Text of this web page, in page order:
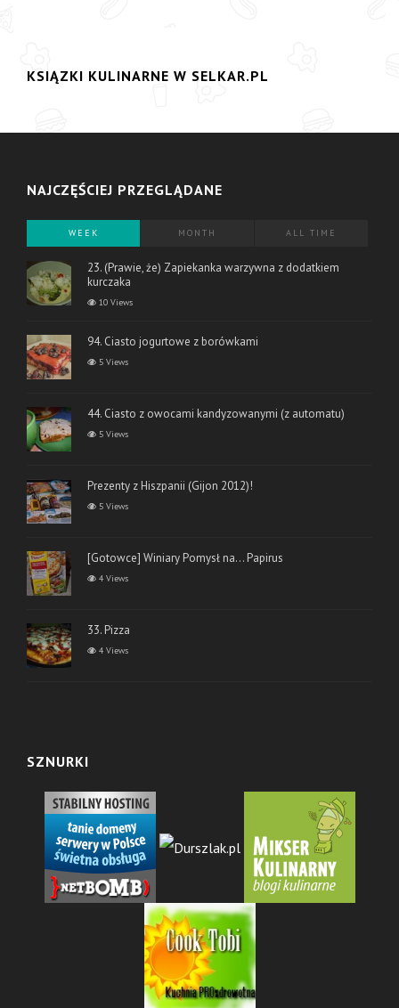
KSIĄZKI KULINARNE W SELKAR.PL
NAJCZĘŚCIEJ PRZEGLĄDANE
WEEK MONTH ALL TIME
23. (Prawie, że) Zapiekanka warzywna z dodatkiem
kurczaka
10 Views
94. Ciasto jogurtowe z borówkami
5 Views
44. Ciasto z owocami kandyzowanymi (z automatu)
5 Views
Prezenty z Hiszpanii (Gijon 2012)!
5 Views
[Gotowce] Winiary Pomysł na… Papirus
4 Views
33. Pizza
4 Views
SZNURKI